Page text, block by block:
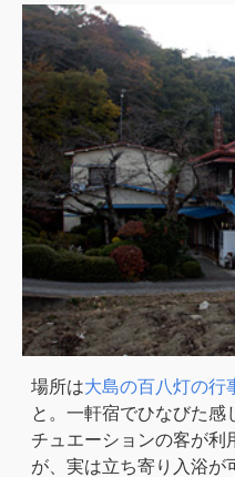
場所は大島の百八灯の行
と。一軒宿でひなびた感
チュエーションの客が利
が、実は立ち寄り入浴が